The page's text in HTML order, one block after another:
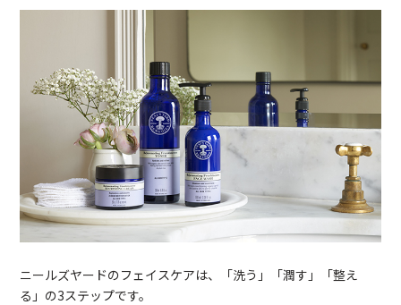
ニールズヤードのフェイスケアは、「洗う」「潤す」「整え
る」の3ステップです。